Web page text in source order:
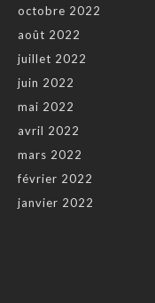
octobre 2022
août 2022
juillet 2022
juin 2022
mai 2022
avril 2022
mars 2022
février 2022
janvier 2022